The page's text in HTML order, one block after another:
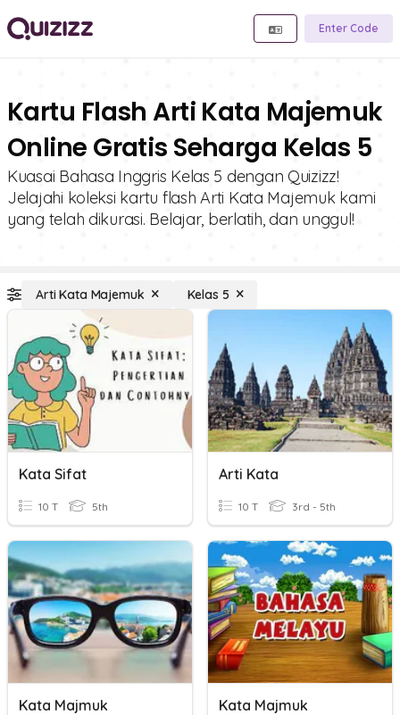
Enter Code
Kartu Flash Arti Kata Majemuk
Online Gratis Seharga Kelas 5
Kuasai Bahasa Inggris Kelas 5 dengan Quizizz!
Jelajahi koleksi kartu flash Arti Kata Majemuk kami
yang telah dikurasi. Belajar, berlatih, dan unggul!
Arti Kata Majemuk Kelas 5
Kata Sifat
10 T 5th
Arti Kata
10 T 3rd - 5th
Kata Majmuk Kata Majmuk